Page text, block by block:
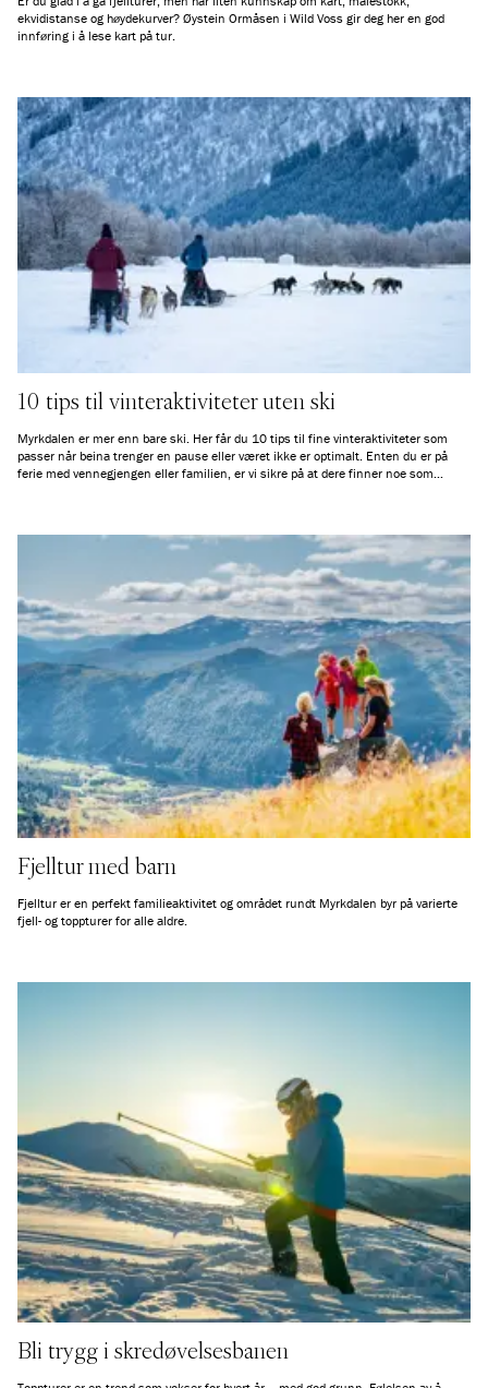
ekvidistanse og høydekurver? Øystein Ormåsen i Wild Voss gir deg her en god
innføring i å lese kart på tur.
10 tips til vinteraktiviteter uten ski
Myrkdalen er mer enn bare ski. Her får du 10 tips til fine vinteraktiviteter som
passer når beina trenger en pause eller været ikke er optimalt. Enten du er på
ferie med vennegjengen eller familien, er vi sikre på at dere finner noe som
Fjelltur med barn
Fjelltur er en perfekt familieaktivitet og området rundt Myrkdalen byr på varierte
fjell- og toppturer for alle aldre.
Bli trygg i skredøvelsesbanen